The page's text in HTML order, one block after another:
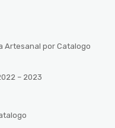
Artesanal por Catalogo
– 2023